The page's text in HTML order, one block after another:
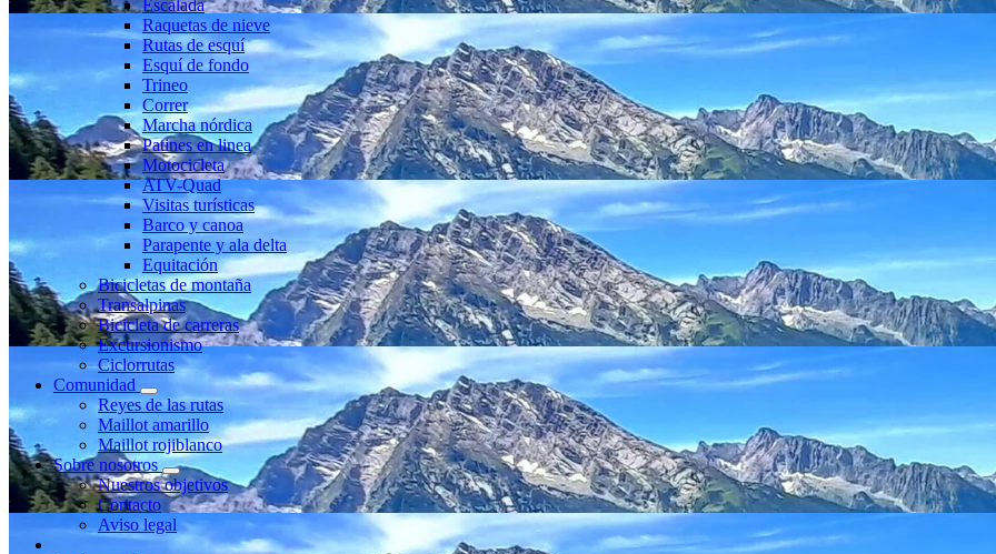
Escalada
Raquetas de nieve
Rutas de esquí
Esquí de fondo
Trineo
Correr
Marcha nórdica
Patines en linea
Motocicleta
ATV-Quad
Visitas turísticas
Barco y canoa
Parapente y ala delta
Equitación
Bicicletas de montaña
Transalpinas
Bicicleta de carreras
Excursionismo
Ciclorrutas
Comunidad
Reyes de las rutas
Maillot amarillo
Maillot rojiblanco
Sobre nosotros
Nuestros objetivos
Contacto
Aviso legal